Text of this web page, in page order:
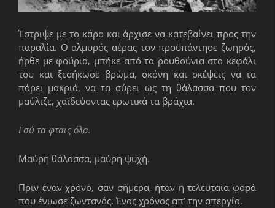
Έστριψε με το κάρο και άρχισε να κατεβαίνει προς την
παραλία. Ο αλμυρός αέρας τον προϋπάντησε ζωηρός,
ήρθε με φούρια, μπήκε από τα ρουθούνια στο κεφάλι
του και ξεσήκωσε βρώμα, σκόνη και σκέψεις να τα
πάρει μακριά, να τα σύρει ως τη θάλασσα που τον
μαύλιζε, χαϊδεύοντας ερωτικά τα βράχια.
Εσύ τα φταις όλα.
Μαύρη θάλασσα, μαύρη ψυχή.
Πριν έναν χρόνο, σαν σήμερα, ήταν η τελευταία φορά
που ένιωσε ζωντανός. Ένας χρόνος απ’ την απεργία.